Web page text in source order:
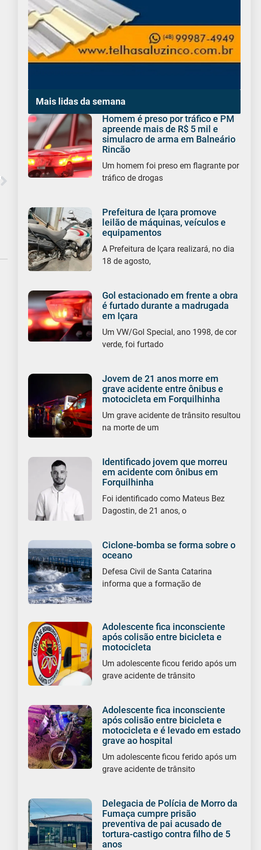
Mais lidas da semana
Homem é preso por tráfico e PM
apreende mais de R$ 5 mil e
simulacro de arma em Balneário
Rincão
Um homem foi preso em flagrante por
tráfico de drogas
Prefeitura de Içara promove
leilão de máquinas, veículos e
equipamentos
A Prefeitura de Içara realizará, no dia
18 de agosto,
Gol estacionado em frente a obra
é furtado durante a madrugada
em Içara
Um VW/Gol Special, ano 1998, de cor
verde, foi furtado
Jovem de 21 anos morre em
grave acidente entre ônibus e
motocicleta em Forquilhinha
Um grave acidente de trânsito resultou
na morte de um
Identificado jovem que morreu
em acidente com ônibus em
Forquilhinha
Foi identificado como Mateus Bez
Dagostin, de 21 anos, o
Ciclone-bomba se forma sobre o
oceano
Defesa Civil de Santa Catarina
informa que a formação de
Adolescente fica inconsciente
após colisão entre bicicleta e
motocicleta
Um adolescente ficou ferido após um
grave acidente de trânsito
Adolescente fica inconsciente
após colisão entre bicicleta e
motocicleta e é levado em estado
grave ao hospital
Um adolescente ficou ferido após um
grave acidente de trânsito
Delegacia de Polícia de Morro da
Fumaça cumpre prisão
preventiva de pai acusado de
tortura-castigo contra filho de 5
anos